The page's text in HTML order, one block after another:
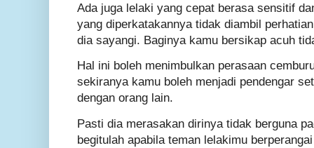
Ada juga lelaki yang cepat berasa sensitif
yang diperkatakannya tidak diambil
dia sayangi. Baginya kamu bersikap acuh
Hal ini boleh menimbulkan perasaan
sekiranya kamu boleh menjadi pendengar
dengan orang lain.
Pasti dia merasakan dirinya tidak berguna
begitulah apabila teman lelakimu